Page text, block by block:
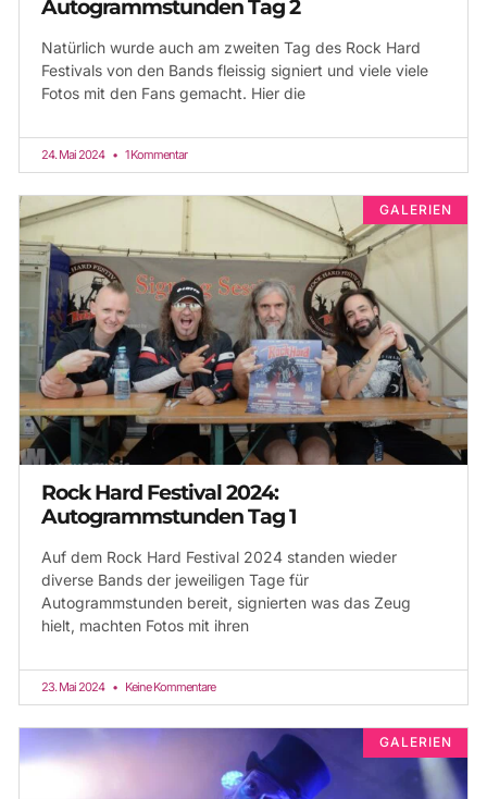
Autogrammstunden Tag 2
Natürlich wurde auch am zweiten Tag des Rock Hard
Festivals von den Bands fleissig signiert und viele viele
Fotos mit den Fans gemacht. Hier die
24. Mai 2024 1 Kommentar
GALERIEN
Rock Hard Festival 2024:
Autogrammstunden Tag 1
Auf dem Rock Hard Festival 2024 standen wieder
diverse Bands der jeweiligen Tage für
Autogrammstunden bereit, signierten was das Zeug
hielt, machten Fotos mit ihren
23. Mai 2024 Keine Kommentare
GALERIEN